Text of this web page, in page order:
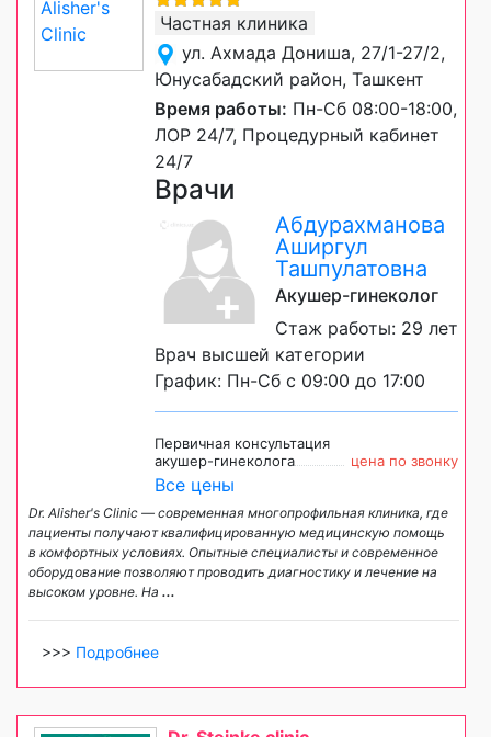
Частная клиника
ул. Ахмада Дониша, 27/1-27/2,
Юнусабадский район, Ташкент
Время работы: Пн-Сб 08:00-18:00,
ЛОР 24/7, Процедурный кабинет
24/7
Врачи
Абдурахманова
Аширгул
Ташпулатовна
Акушер-гинеколог
Стаж работы: 29 лет
Врач высшей категории
График: Пн-Сб с 09:00 до 17:00
Первичная консультация
акушер-гинеколога
цена по звонку
Все цены
Dr. Alisher's Clinic — современная многопрофильная клиника, где
пациенты получают квалифицированную медицинскую помощь
в комфортных условиях. Опытные специалисты и современное
оборудование позволяют проводить диагностику и лечение на
высоком уровне. На ...
>>> Подробнее